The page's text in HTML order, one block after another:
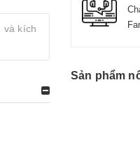
và kích
Sản phẩm